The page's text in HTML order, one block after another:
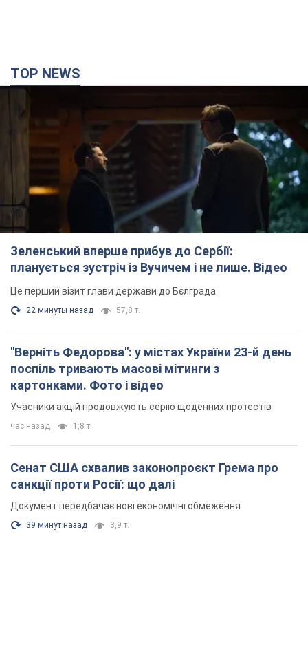
TOP NEWS
Зеленський вперше прибув до Сербії:
планується зустріч із Вучичем і не лише. Відео
Це перший візит глави держави до Бєлграда
22 минуты назад 57,8 т.
"Верніть Федорова": у містах України 23-й день
поспіль тривають масові мітинги з
картонками. Фото і відео
Учасники акцій продовжують серію щоденних протестів
час назад 1,8 т.
Сенат США схвалив законопроєкт Грема про
санкції проти Росії: що далі
Документ передбачає нові економічні обмеження
39 минут назад 3,9 т.